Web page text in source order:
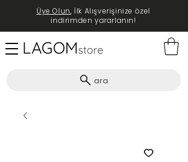
ara
Üye Olun, İlk Alışverişinize özel
indirimden yararlanın!